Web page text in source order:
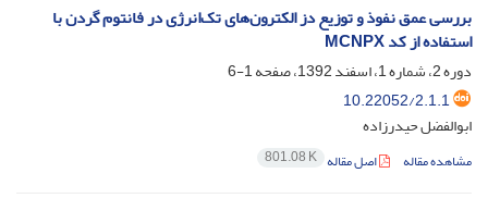
بررسی عمق نفوذ و توزیع دز الکترون‌های تک‌انرژی در فانتوم گردن با
استفاده از کد MCNPX
دوره 2، شماره 1، اسفند 1392، صفحه
1-6
10.22052/2.1.1
ابوالفضل حیدرزاده
مشاهده مقاله اصل مقاله 801.08 K